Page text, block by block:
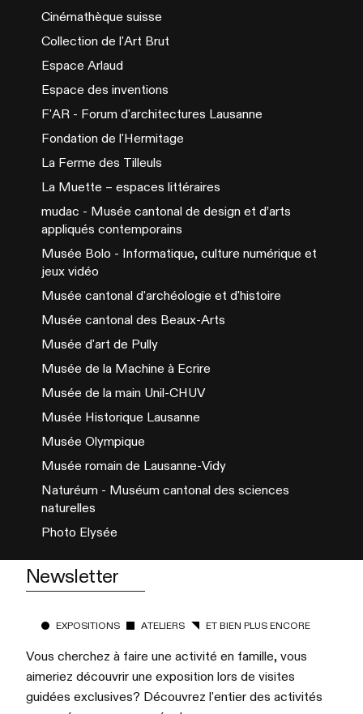
Cinémathèque suisse
Collection de l'Art Brut
Espace Arlaud
Espace des inventions
F'AR - Forum d'architectures Lausanne
Fondation de l'Hermitage
La Ferme des Tilleuls
La Muette – espaces littéraires
mudac - Musée cantonal de design et d’arts
appliqués contemporains
Musée Bolo - Informatique, culture numérique et
jeux vidéo
Musée cantonal d'archéologie et d'histoire
Musée cantonal des Beaux-Arts
Musée d'art de Pully
Musée de la Machine à Ecrire
Musée de la main Unil-CHUV
Musée Historique Lausanne
Musée Olympique
Musée romain de Lausanne-Vidy
Naturéum - Muséum cantonal des sciences
naturelles
Photo Elysée
Newsletter
EXPOSITIONS ATELIERS ET BIEN PLUS ENCORE
Vous cherchez à faire une activité en famille, vous
aimeriez découvrir une exposition lors de visites
guidées exclusives? Découvrez l'entier des activités